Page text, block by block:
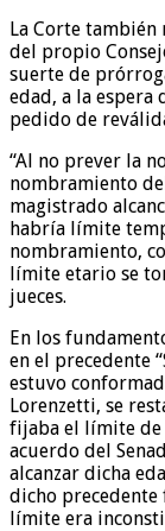
La Corte
del propio
suerte de
edad, a la espera
pedido de
“Al no prever la
nombramiento
magistrado
habría límite
nombramiento,
límite etario se
jueces.
En los
en el precedente
estuvo
Lorenzetti, se
fijaba el límite de
acuerdo del
alcanzar dicha
dicho precedente
límite era